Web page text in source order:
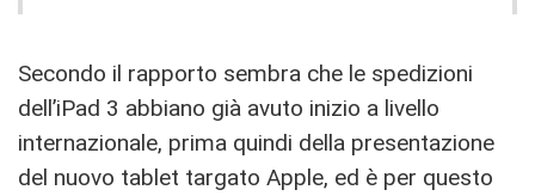
Secondo il rapporto sembra che le spedizioni
dell’iPad 3 abbiano già avuto inizio a livello
internazionale, prima quindi della presentazione
del nuovo tablet targato Apple, ed è per questo